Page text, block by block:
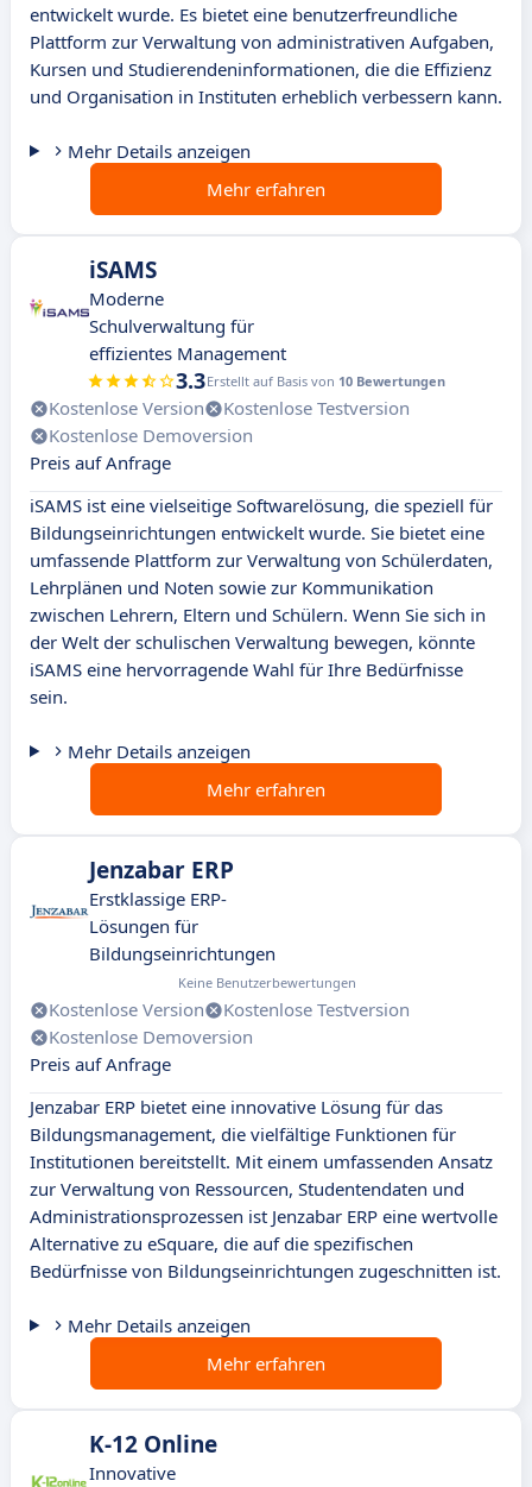
entwickelt wurde. Es bietet eine benutzerfreundliche
Plattform zur Verwaltung von administrativen Aufgaben,
Kursen und Studierendeninformationen, die die Effizienz
und Organisation in Instituten erheblich verbessern kann.
Mehr Details anzeigen
Mehr erfahren
iSAMS
Moderne
Schulverwaltung für
effizientes Management
3.3Erstellt auf Basis von 10 Bewertungen
Kostenlose Version
Kostenlose Testversion
Kostenlose Demoversion
Preis auf Anfrage
iSAMS ist eine vielseitige Softwarelösung, die speziell für
Bildungseinrichtungen entwickelt wurde. Sie bietet eine
umfassende Plattform zur Verwaltung von Schülerdaten,
Lehrplänen und Noten sowie zur Kommunikation
zwischen Lehrern, Eltern und Schülern. Wenn Sie sich in
der Welt der schulischen Verwaltung bewegen, könnte
iSAMS eine hervorragende Wahl für Ihre Bedürfnisse
sein.
Mehr Details anzeigen
Mehr erfahren
Jenzabar ERP
Erstklassige ERP-
Lösungen für
Bildungseinrichtungen
Keine Benutzerbewertungen
Kostenlose Version
Kostenlose Testversion
Kostenlose Demoversion
Preis auf Anfrage
Jenzabar ERP bietet eine innovative Lösung für das
Bildungsmanagement, die vielfältige Funktionen für
Institutionen bereitstellt. Mit einem umfassenden Ansatz
zur Verwaltung von Ressourcen, Studentendaten und
Administrationsprozessen ist Jenzabar ERP eine wertvolle
Alternative zu eSquare, die auf die spezifischen
Bedürfnisse von Bildungseinrichtungen zugeschnitten ist.
Mehr Details anzeigen
Mehr erfahren
K-12 Online
Innovative